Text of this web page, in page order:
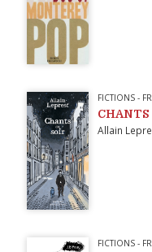
FICTIONS-
CHANTS
Allain
FICTIONS-